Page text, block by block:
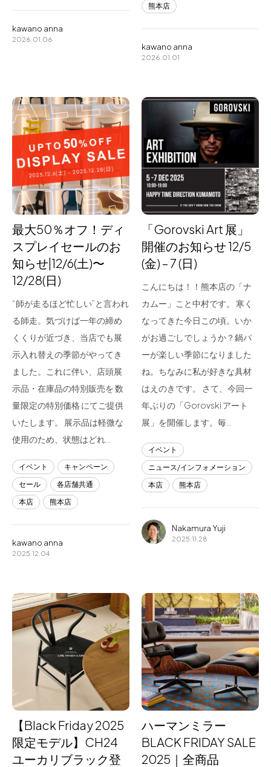
kawano anna
2026.01.06
熊本店
kawano anna
2026.01.01
最大50％オフ！ディ
スプレイセールのお
知らせ|12/6(土)〜
12/28(日)
“師が走るほど忙しい”と言われ
る師走。気づけば一年の締め
くくりが近づき、当店でも展
示入れ替えの季節がやってき
ました。これに伴い、店頭展
示品・在庫品の特別販売を 数
量限定の特別価格 にてご提供
いたします。 展示品は軽微な
使用のため、状態はどれ…
イベント
キャンペーン
セール
各店舗共通
本店
熊本店
kawano anna
2025.12.04
「Gorovski Art 展」
開催のお知らせ 12/5
(金) – 7 (日)
こんにちは！！熊本店の「ナ
カムー」こと中村です。 寒く
なってきた今日この頃。いか
がお過ごしでしょうか？鍋パ
ーが楽しい季節になりました
ね。ちなみに私が好きな具材
はえのきです。 さて、今回一
年ぶりの「Gorovski アート
展」を開催します。毎…
イベント
ニュース/インフォメーション
本店
熊本店
Nakamura Yuji
2025.11.28
【Black Friday 2025
限定モデル】CH24
ユーカリブラック登
ハーマンミラー
BLACK FRIDAY SALE
2025｜全商品